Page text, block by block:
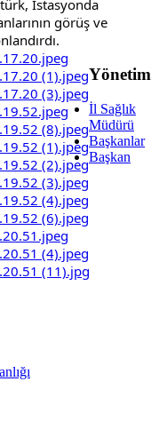
İstasyonda
görüş ve
Yönetim
İl Sağlık
Müdürü
Başkanlar
Başkan